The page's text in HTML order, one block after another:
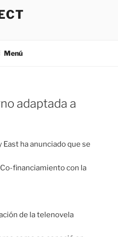
Menú
adaptada a
East ha anunciado que se
financiamiento con la
de la telenovela